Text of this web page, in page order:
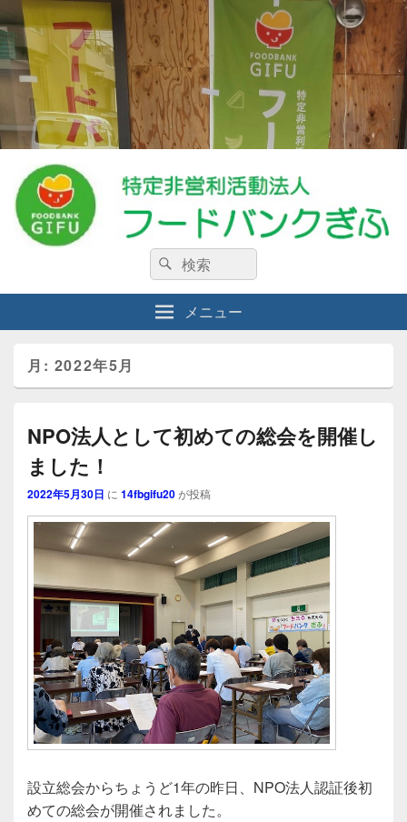
特定非営利活動法人フードバンクぎ
ふ
私たちは、生活に困窮している人々・食料を必要としている人々を支援する
NPO法人です。
検
索:
検
索
メニュー
月: 2022年5月
NPO法人として初めての総会を開催し
ました！
2022年5月30日 に 14fbgifu20が投稿
設立総会からちょうど1年の昨日、NPO法人認証後初
めての総会が開催されました。